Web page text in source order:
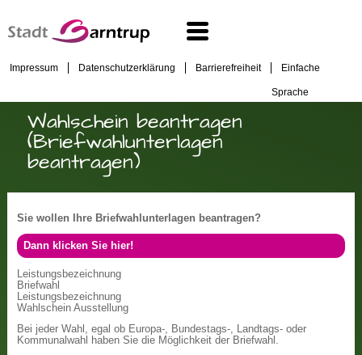
Impressum Datenschutzerklärung Barrierefreiheit Einfache
Sprache
Wahlschein beantragen
(Briefwahlunterlagen
beantragen)
Sie wollen Ihre Briefwahlunterlagen beantragen?
Dann klicken Sie hier!
Leistungsbezeichnung
Briefwahl
Leistungsbezeichnung
Wahlschein Ausstellung
Bei jeder Wahl, egal ob Europa-, Bundestags-, Landtags- oder
Kommunalwahl haben Sie die Möglichkeit der Briefwahl.